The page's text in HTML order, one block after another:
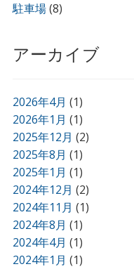
駐車場(8)
アーカイブ
2026年4月 (1)
2026年1月 (1)
2025年12月 (2)
2025年8月 (1)
2025年1月 (1)
2024年12月 (2)
2024年11月 (1)
2024年8月 (1)
2024年4月 (1)
2024年1月 (1)